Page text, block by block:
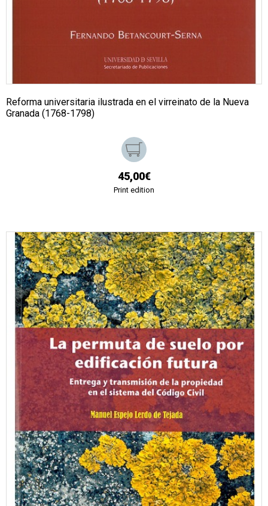
Reforma universitaria ilustrada en el virreinato de la Nueva
Granada (1768-1798)
45,00€
Print edition